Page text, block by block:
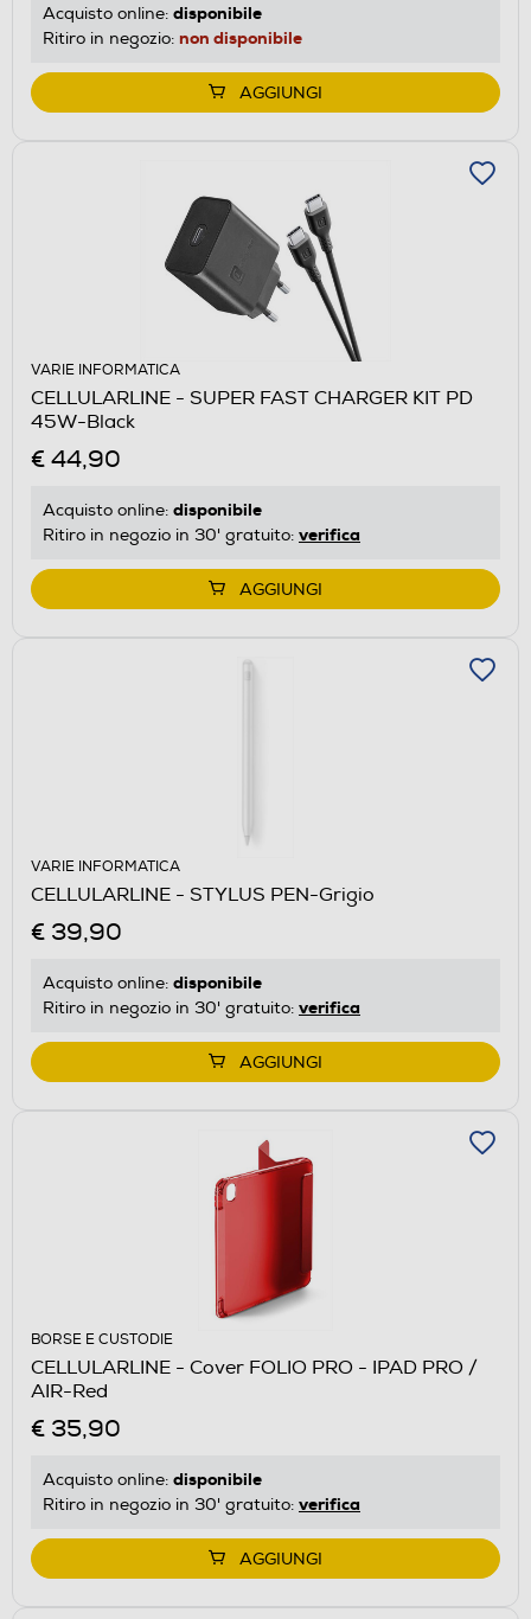
Acquisto online: disponibile
Ritiro in negozio: non disponibile
AGGIUNGI
VARIE INFORMATICA
CELLULARLINE - SUPER FAST CHARGER KIT PD
45W-Black
€ 44,90
Acquisto online: disponibile
Ritiro in negozio in 30' gratuito: verifica
AGGIUNGI
VARIE INFORMATICA
CELLULARLINE - STYLUS PEN-Grigio
€ 39,90
Acquisto online: disponibile
Ritiro in negozio in 30' gratuito: verifica
AGGIUNGI
BORSE E CUSTODIE
CELLULARLINE - Cover FOLIO PRO - IPAD PRO /
AIR-Red
€ 35,90
Acquisto online: disponibile
Ritiro in negozio in 30' gratuito: verifica
AGGIUNGI